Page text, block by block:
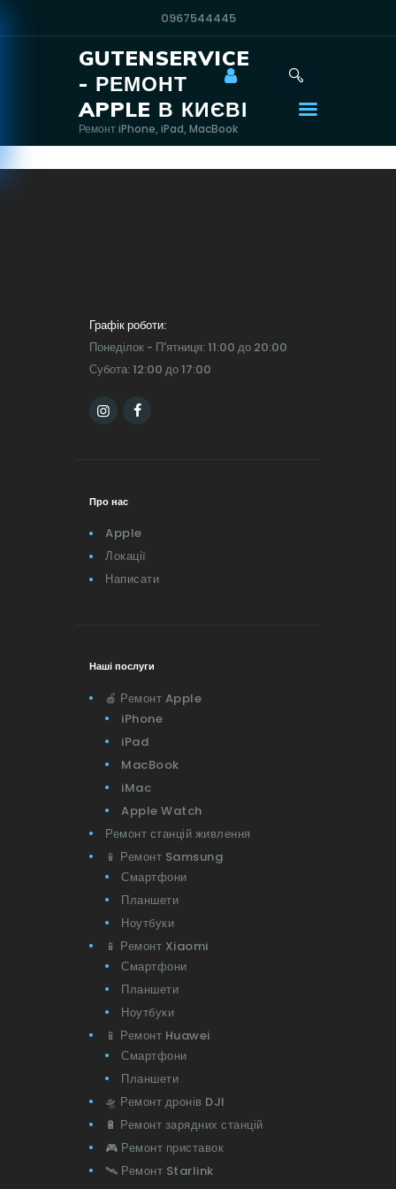
0967544445
GUTENSERVICE
- РЕМОНТ
APPLE В КИЄВІ
Ремонт iPhone, iPad, MacBook
GUTENSERVICE -
РЕМОНТ APPLE В
КИЄВІ
Ремонт iPhone, iPad, MacBook
Samsung
Xiaomi
Huawei
Starlink
Графік роботи:
Понеділок - П'ятниця: 11:00 до 20:00
Субота: 12:00 до 17:00
Про нас
Apple
Локації
Написати
Наші послуги
🍎 Ремонт Apple
iPhone
iPad
MacBook
iMac
Apple Watch
Ремонт станцій живлення
📱 Ремонт Samsung
Смартфони
Планшети
Ноутбуки
📱 Ремонт Xiaomi
Смартфони
Планшети
Ноутбуки
📱 Ремонт Huawei
Смартфони
Планшети
🛸 Ремонт дронів DJI
🔋 Ремонт зарядних станцій
🎮 Ремонт приставок
🛰 Ремонт Starlink